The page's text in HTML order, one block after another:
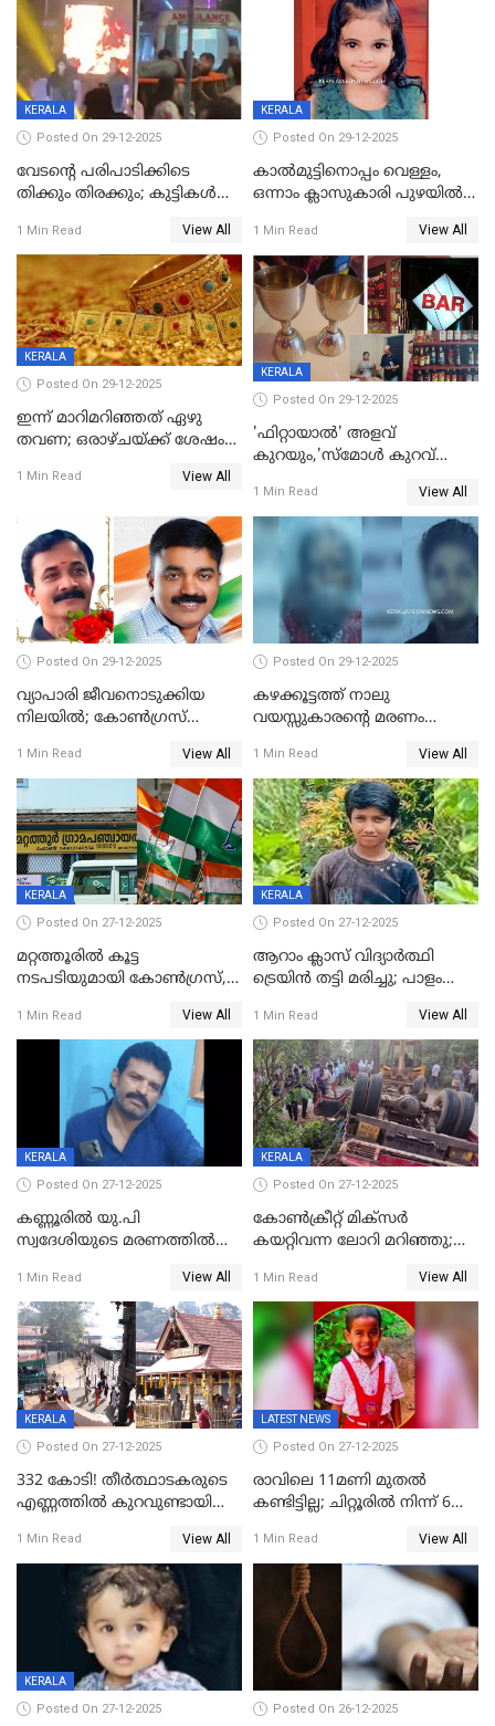
KERALA
Posted On 29-12-2025
വേടന്റെ പരിപാടിക്കിടെ
തിക്കും തിരക്കും; കുട്ടികള്‍
പരിക്ക്; പാളം മറികടന്ന
യുവാവ് ട്രെയിന്‍ തട്ടി മരിച്ചു
1 Min Read View All
KERALA
Posted On 29-12-2025
കാൽമുട്ടിനൊപ്പം വെള്ളം,
ഒന്നാം ക്ലാസുകാരി പുഴയിൽ
കുട്ടികൾക്കൊപ്പം
കളിക്കുന്നതിനിടെ
1 Min Read View All
KERALA
Posted On 29-12-2025
ഇന്ന് മാറിമറിഞ്ഞത് ഏഴു
തവണ; ഒരാഴ്ചയ്ക്ക് ശേഷം
1 Min Read View All
KERALA
Posted On 29-12-2025
'ഫിറ്റായാൽ' അളവ്
കുറയും,'സ്‌മോൾ കുറവ്
പിഴ
1 Min Read View All
Posted On 29-12-2025
വ്യാപാരി ജീവനൊടുക്കിയ
നിലയില്‍; കോണ്‍ഗ്രസ്
മാനസികപീഡനമെന്ന് കുറിപ്പ്
1 Min Read View All
Posted On 29-12-2025
കഴക്കൂട്ടത്ത് നാലു
വയസ്സുകാരന്റെ മരണം
സുഹൃത്തും പൊലീസ്
കസ്റ്റഡിയിൽ
1 Min Read View All
KERALA
Posted On 27-12-2025
മറ്റത്തൂരിൽ കൂട്ട
നടപടിയുമായി കോണ്‍ഗ്രസ്,
എട്ട് പേര്‍ ഉള്‍പ്പെടെ
പത്തുപേരെ പുറത്താക്കി,
ചൊവ്വന്നൂരിലും നടപടി
1 Min Read View All
KERALA
Posted On 27-12-2025
ആറാം ക്ലാസ് വിദ്യാർത്ഥി
ട്രെയിൻ തട്ടി മരിച്ചു; പാളം
അപകടം മലപ്പുറത്ത്
1 Min Read View All
KERALA
Posted On 27-12-2025
കണ്ണൂരിൽ യു.പി
സ്വദേശിയുടെ മരണത്തിൽ
കേസ്; തർക്കമുണ്ടായത്
ഫേഷ്യലിന് 300 രൂപ
ആവശ്യപ്പെട്ടതിനെച്ചൊല്ലി
1 Min Read View All
KERALA
Posted On 27-12-2025
കോണ്‍ക്രീറ്റ് മിക്‌സര്‍
കയറ്റിവന്ന ലോറി മറിഞ്ഞു;
അപകടം കണ്ണൂരിൽ
1 Min Read View All
KERALA
Posted On 27-12-2025
332 കോടി! തീർത്ഥാടകരുടെ
എണ്ണത്തിൽ കുറവുണ്ടായിട്ടും
കുതിച്ചുയരുന്നു
1 Min Read View All
LATEST NEWS
Posted On 27-12-2025
രാവിലെ 11മണി മുതൽ
കണ്ടിട്ടില്ല; ചിറ്റൂരിൽ നിന്ന് 6
1 Min Read View All
KERALA
Posted On 27-12-2025 Posted On 26-12-2025